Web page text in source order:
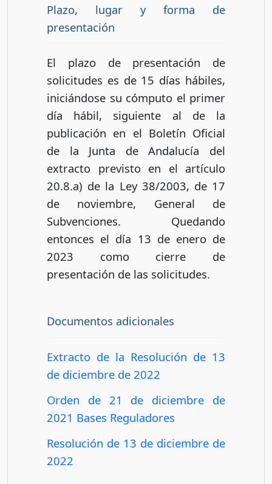
Plazo, lugar y forma de
presentación
El plazo de presentación de
solicitudes es de 15 días hábiles,
iniciándose su cómputo el primer
día hábil, siguiente al de la
publicación en el Boletín Oficial
de la Junta de Andalucía del
extracto previsto en el artículo
20.8.a) de la Ley 38/2003, de 17
de noviembre, General de
Subvenciones. Quedando
entonces el día 13 de enero de
2023 como cierre de
presentación de las solicitudes.
Documentos adicionales
Extracto de la Resolución de 13
de diciembre de 2022
Orden de 21 de diciembre de
2021 Bases Reguladores
Resolución de 13 de diciembre de
2022